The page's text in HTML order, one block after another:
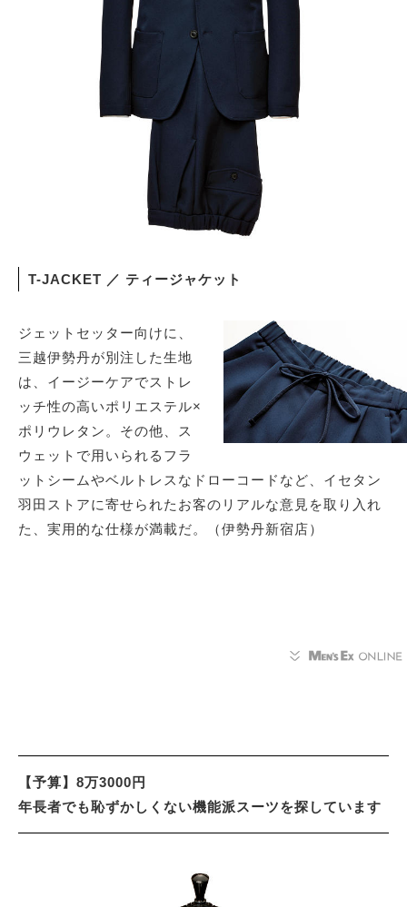
T-JACKET ／ ティージャケット
ジェットセッター向けに、
三越伊勢丹が別注した生地
は、イージーケアでストレ
ッチ性の高いポリエステル×
ポリウレタン。その他、ス
ウェットで用いられるフラ
ットシームやベルトレスなドローコードなど、イセタン
羽田ストアに寄せられたお客のリアルな意見を取り入れ
た、実用的な仕様が満載だ。（伊勢丹新宿店）
【予算】8万3000円
年長者でも恥ずかしくない機能派スーツを探しています